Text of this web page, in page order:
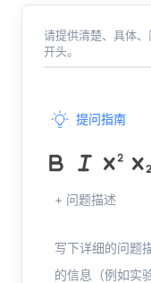
请提供清楚、具体、
开头。
提问指南
+ 问题描述
写下详细的问题
的信息（例如实